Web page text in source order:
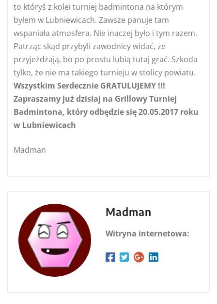
to któryś z kolei turniej badmintona na którym
byłem w Lubniewicach. Zawsze panuje tam
wspaniała atmosfera. Nie inaczej było i tym razem.
Patrząc skąd przybyli zawodnicy widać, że
przyjeżdżają, bo po prostu lubią tutaj grać. Szkoda
tylko, że nie ma takiego turnieju w stolicy powiatu.
Wszystkim Serdecznie GRATULUJEMY !!!
Zapraszamy już dzisiaj na Grillowy Turniej
Badmintona, który odbędzie się 20.05.2017 roku
w Lubniewicach
Madman
Madman
Witryna internetowa: